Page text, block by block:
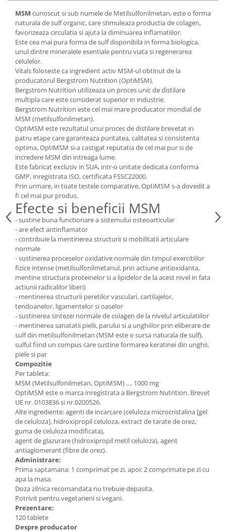
Beauty of Joseon
PETITFEE
Mary & May
COSRX
BIODANCE
OOTD
Cettua
Haruharu Wonder
Medicube
ARIUL
Dr. Althea
DELLA BORN
Resveratrol
Scortisoara
Seleniu
Seminte de in
Silimarina
Spirulina
Ulei de cocos
Ulei de peste
Ulei MCT
Vitamina A
Vitamina B
Vitamina C
Vitamina D
Vitamina E
Vitamina K
Zinc
Cătină
Chlorella
Colina
Electroliti
Produse Apicole
Cacao
MSM cunoscut si sub numele de Metilsulfonilmetan, este o forma
naturala de sulf organic, care stimuleaza productia de colagen,
favorizeaza circulatia si ajuta la diminuarea inflamatiilor.
Este cea mai pura forma de sulf disponibila in forma biologica,
unul dintre mineralele esentiale pentru viata si regenerarea
celulelor.
Vitals foloseste ca ingredient activ MSM-ul obtinut de la
producatorul Bergstrom Nutrition (OptiMSM).
Bergstrom Nutrition utilizeaza un proces unic de distilare
multipla care este considerat superior in industrie.
Bergstrom Nutrition este cel mai mare producator mondial de
MSM (metilsulfonilmetan).
OptiMSM este rezultatul unui proces de distilare brevetat in
patru etape care garanteaza puritatea, calitatea si consistenta
optima, OptiMSM si-a castigat reputatia de cel mai pur si de
incredere MSM din intreaga lume.
Este fabricat exclusiv in SUA, intr-o unitate dedicata conforma
GMP, inregistrata ISO, certificata FSSC22000.
Prin urmare, in toate testele comparative, OptiMSM s-a dovedit a
fi cel mai pur produs.
Efecte si beneficii MSM
- sustine buna functionare a sistemului osteoarticular
- are efect antinflamator
- contribuie la mentinerea structurii si mobilitatii articulare
normale
- sustinerea proceselor oxidative normale din timpul exercitiilor
fizice intense (metilsulfonilmetanul, prin actiune antioxidanta,
mentine structura proteinelor si a lipidelor de la acest nivel in fata
actiunii radicalilor liberi)
- mentinerea structurii peretilor vasculari, cartilajelor,
tendoanelor, ligamentelor si oaselor
- sustinerea sintezei normale de colagen de la nivelul articulatiilor
- mentinerea sanatatii pielii, parului si a unghiilor prin eliberare de
sulf din metilsulfonilmetan (MSM este o sursa naturala de sulf),
sulful fiind un compus care sustine formarea keratinei din unghii,
piele si par
Compozitie
Per tableta:
MSM (Metilsulfonilmetan, OptiMSM) .... 1000 mg
OptiMSM este o marca inregistrata a Bergstrom Nutrition. Brevet
UE nr. 0103836 si nr.0200526.
Alte ingrediente: agenti de incarcare (celuloza microcristalina [gel
de celuloza], hidroxipropil celuloza, extract de tarate de orez,
guma de celuloza modificata),
agent de glazurare (hidroxipropil metil celuloza), agent
antiaglomerant (fibre de orez).
Administrare:
Prima saptamana: 1 comprimat pe zi, apoi: 2 comprimate pe zi cu
apa la masa.
Doza zilnica recomandata nu trebuie depasita.
Potrivit pentru vegetarieni si vegani.
Prezentare:
120 tablete
Despre producator